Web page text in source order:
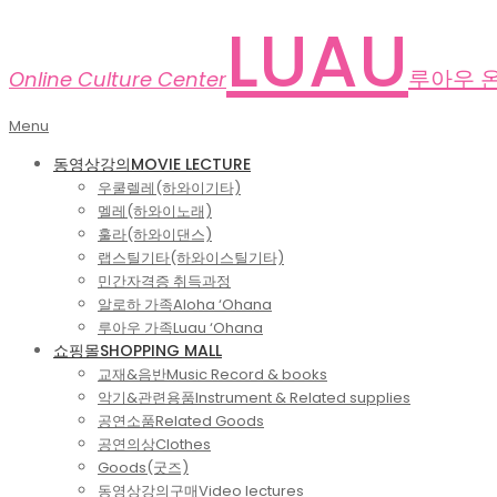
Online Culture Center LUAU 루아우
Primary
Menu
Menu
동영상강의MOVIE LECTURE
우쿨렐레(하와이기타)
멜레(하와이노래)
훌라(하와이댄스)
랩스틸기타(하와이스틸기타)
민간자격증 취득과정
알로하 가족Aloha ‘Ohana
루아우 가족Luau ‘Ohana
쇼핑몰SHOPPING MALL
교재&음반Music Record & books
악기&관련용품Instrument & Related supplies
공연소품Related Goods
공연의상Clothes
Goods(굿즈)
동영상강의구매Video lectures